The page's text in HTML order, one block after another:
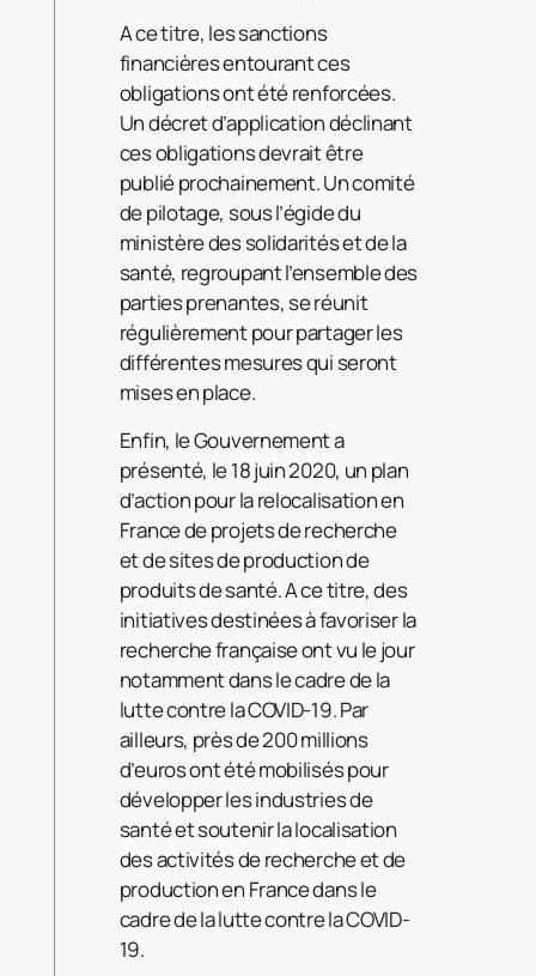
A ce titre, les sanctions
financières entourant ces
obligations ont été renforcées.
Un décret d’application déclinant
ces obligations devrait être
publié prochainement. Un comité
de pilotage, sous l’égide du
ministère des solidarités et de la
santé, regroupant l’ensemble des
parties prenantes, se réunit
régulièrement pour partager les
différentes mesures qui seront
mises en place.
Enfin, le Gouvernement a
présenté, le 18 juin 2020, un plan
d’action pour la relocalisation en
France de projets de recherche
et de sites de production de
produits de santé. A ce titre, des
initiatives destinées à favoriser la
recherche française ont vu le jour
notamment dans le cadre de la
lutte contre la COVID-19. Par
ailleurs, près de 200 millions
d’euros ont été mobilisés pour
développer les industries de
santé et soutenir la localisation
des activités de recherche et de
production en France dans le
cadre de la lutte contre la COVID-
19.